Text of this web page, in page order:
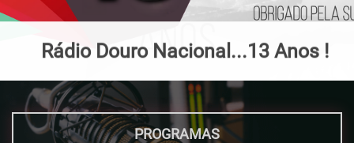
Rádio Douro Nacional...13 Anos !
PROGRAMAS